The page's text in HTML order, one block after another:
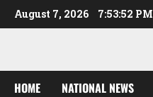
Skip
to
August 7, 2026 7:53:53 PM
HOME NATIONAL NEWS